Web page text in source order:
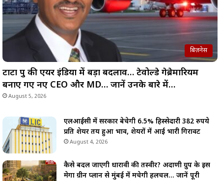
बिज़नेस
टाटा ग्रुप की एयर इंडिया में बड़ा बदलाव… टेवोल्डे गेब्रेमारियम
बनाए गए नए CEO और MD… जानें उनके बारे में…
August 5, 2026
एलआईसी में सरकार बेचेगी 6.5% हिस्सेदारी 382 रुपये
प्रति शेयर तय हुआ भाव, शेयरों में आई भारी गिरावट
August 4, 2026
कैसे बदल जाएगी धारावी की तस्वीर? अदाणी ग्रुप के इस
मेगा ग्रीन प्लान से मुंबई में मचेगी हलचल… जानें पूरी